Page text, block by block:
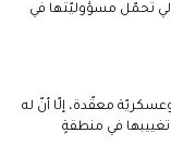
تحمّل مسؤوليّتها في
معقّدة، إلّا أنّ له
تغييبها في منطقةٍ